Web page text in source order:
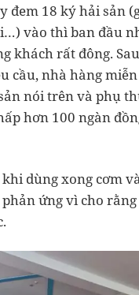
đem 18 ký hải sản
vào thì ban đầu
khách rất đông.
cầu, nhà hàng
nói trên và phụ
hơn 100 ngàn
dùng xong cơm
ứng vì cho